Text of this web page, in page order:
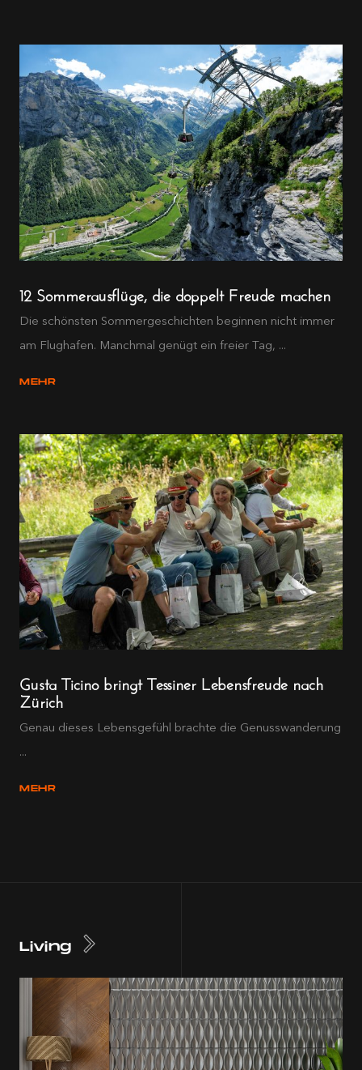
12 Sommerausflüge, die doppelt Freude machen
Die schönsten Sommergeschichten beginnen nicht immer
am Flughafen. Manchmal genügt ein freier Tag, ...
MEHR
Gusta Ticino bringt Tessiner Lebensfreude nach
Zürich
Genau dieses Lebensgefühl brachte die Genusswanderung
...
MEHR
Living